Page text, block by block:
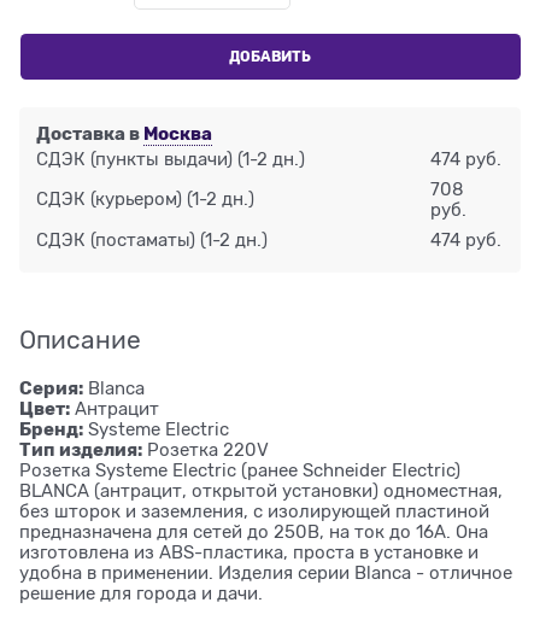
ДОБАВИТЬ
Доставка в Москва
СДЭК (пункты выдачи) (1-2 дн.) 474 руб.
СДЭК (курьером) (1-2 дн.)
708
руб.
СДЭК (постаматы) (1-2 дн.) 474 руб.
Описание
Серия: Blanca
Цвет: Антрацит
Бренд: Systeme Electric
Тип изделия: Розетка 220V
Розетка Systeme Electric (ранее Schneider Electric)
BLANCA (антрацит, открытой установки) одноместная,
без шторок и заземления, с изолирующей пластиной
предназначена для сетей до 250В, на ток до 16А. Она
изготовлена из ABS-пластика, проста в установке и
удобна в применении. Изделия серии Blanca - отличное
решение для города и дачи.